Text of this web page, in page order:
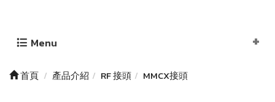
Menu
首頁 產品介紹 RF 接頭 MMCX接頭